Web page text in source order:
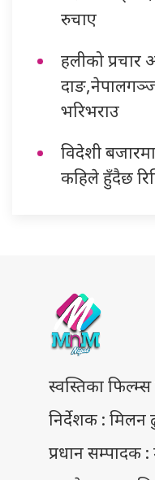
रुचाए
हलीको प्रचार
भरिभराउ
विदेशी
कहिले हुँदैछ
स्वस्तिका
निर्देशक : मिलन
प्रधान सम्पादक